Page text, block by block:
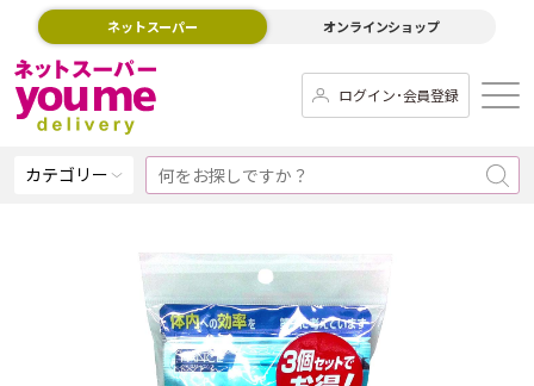
ネットスーパー オンラインショップ
ログイン･会員登録
カテゴリー